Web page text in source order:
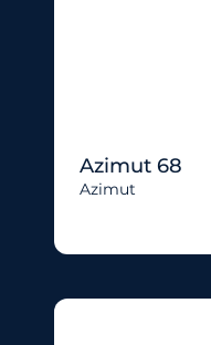
Azimut 68
Azimut